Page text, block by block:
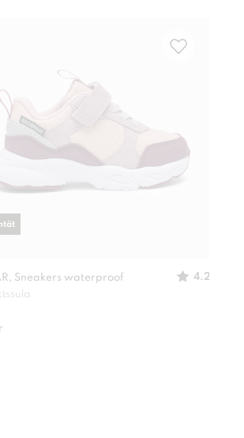
Sneakers waterproof
4.2